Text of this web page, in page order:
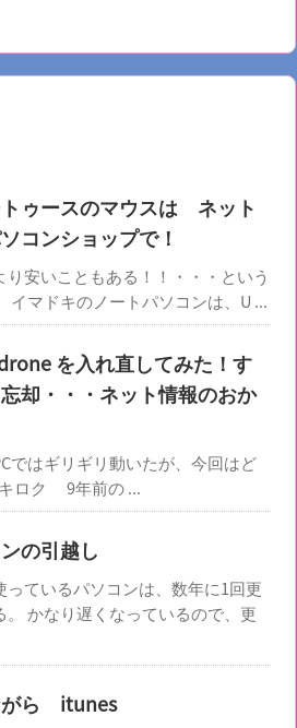
ゥースのマウスは ネット
コンショップで！
り安いこともある！！・・・という
マドキのノートパソコンは、U ...
を入れ直してみた！す
却・・・ネット情報のおか
ではギリギリ動いたが、今回はど
ロク 9年前の ...
の引越し
っているパソコンは、数年に1回更
。 かなり遅くなっているので、更
がら itunes